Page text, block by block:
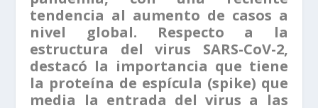
tendencia al aumento de casos a
nivel global. Respecto a la
estructura del virus SARS-CoV-2,
destacó la importancia que tiene
la proteína de espícula (spike) que
media la entrada del virus a las